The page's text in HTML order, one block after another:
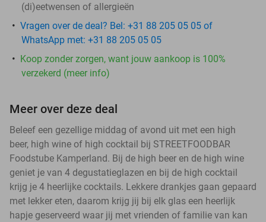
(di)eetwensen of allergieën
Vragen over de deal? Bel: +31 88 205 05 05 of
WhatsApp met: +31 88 205 05 05
Koop zonder zorgen, want jouw aankoop is 100%
verzekerd (meer info)
Meer over deze deal
Beleef een gezellige middag of avond uit met een high
beer, high wine of high cocktail bij STREETFOODBAR
Foodstube Kamperland. Bij de high beer en de high wine
geniet je van 4 degustatieglazen en bij de high cocktail
krijg je 4 heerlijke cocktails. Lekkere drankjes gaan gepaard
met lekker eten, daarom krijg jij bij elk glas een heerlijk
hapje geserveerd waar jij met vrienden of familie van kan